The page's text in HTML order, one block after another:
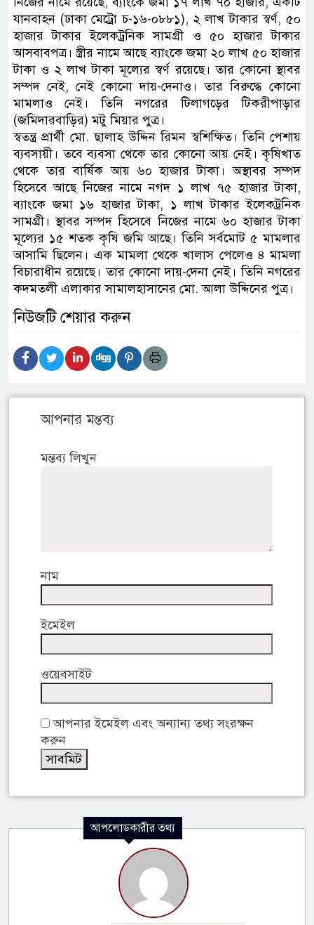
যানবাহন (ঢাকা মেট্রো চ-১৬-০৮৮১), ২ লাখ টাকার স্বর্ণ, ৫০
হাজার টাকার ইলেকট্রনিক সামগ্রী ও ৫০ হাজার টাকার
আসবাবপত্র। স্ত্রীর নামে আছে ব্যাংকে জমা ২০ লাখ ৫০ হাজার
টাকা ও ২ লাখ টাকা মূল্যের স্বর্ণ রয়েছে। তার কোনো স্থাবর
সম্পদ নেই, নেই কোনো দায়-দেনাও। তার বিরুদ্ধে কোনো
মামলাও নেই। তিনি নগরের টিলাগড়ের টিকরীপাড়ার
(জমিদারবাড়ির) মটু মিয়ার পুত্র।
স্বতন্ত্র প্রার্থী মো. ছালাহ উদ্দিন রিমন স্বশিক্ষিত। তিনি পেশায়
ব্যবসায়ী। তবে ব্যবসা থেকে তার কোনো আয় নেই। কৃষিখাত
থেকে তার বার্ষিক আয় ৬০ হাজার টাকা। অস্থাবর সম্পদ
হিসেবে আছে নিজের নামে নগদ ১ লাখ ৭৫ হাজার টাকা,
ব্যাংকে জমা ১৬ হাজার টাকা, ১ লাখ টাকার ইলেকট্রনিক
সামগ্রী। স্থাবর সম্পদ হিসেবে নিজের নামে ৬০ হাজার টাকা
মূল্যের ১৫ শতক কৃষি জমি আছে। তিনি সর্বমোট ৫ মামলার
আসামি ছিলেন। এক মামলা থেকে খালাস পেলেও ৪ মামলা
বিচারাধীন রয়েছে। তার কোনো দায়-দেনা নেই। তিনি নগরের
কদমতলী এলাকার সামালহাসানের মো. আলা উদ্দিনের পুত্র।
নিউজটি শেয়ার করুন
আপনার মন্তব্য
মন্তব্য লিখুন
নাম
ইমেইল
ওয়েবসাইট
আপনার ইমেইল এবং অন্যান্য তথ্য সংরক্ষন
করুন
আপলোডকারীর তথ্য